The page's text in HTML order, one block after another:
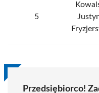
5
Przedsiębiorco!